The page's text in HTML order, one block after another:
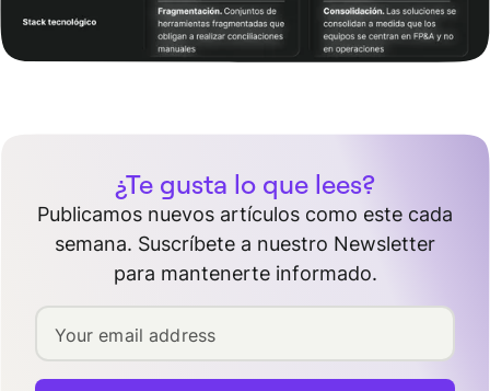
¿Te gusta lo que lees?
Publicamos nuevos artículos como este cada
semana. Suscríbete a nuestro Newsletter
para mantenerte informado.
Your email address